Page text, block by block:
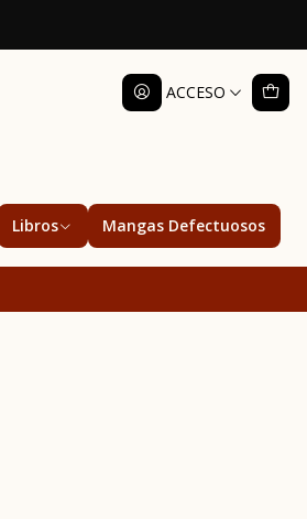
ACCESO
Libros Mangas Defectuosos